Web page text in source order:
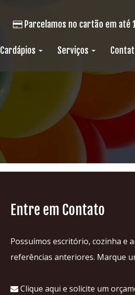
Cardápios Serviços
Parcelamos no cartão em até
Entre em Contato
Possuímos escritório, cozinha e
referências anteriores. Marque
Clique aqui e solicite um